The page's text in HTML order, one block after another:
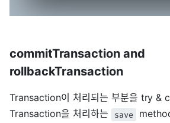
commitTransaction and
rollbackTransaction
Transaction이 처리되는 부분을 try &
Transaction을 처리하는
save